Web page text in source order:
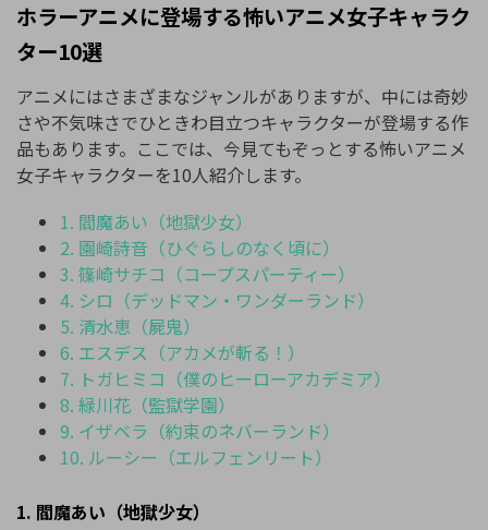
ホラーアニメに登場する怖いアニメ女子キャラク
ター10選
アニメにはさまざまなジャンルがありますが、中には奇妙
さや不気味さでひときわ目立つキャラクターが登場する作
品もあります。ここでは、今見てもぞっとする怖いアニメ
女子キャラクターを10人紹介します。
1. 閻魔あい（地獄少女）
2. 園崎詩音（ひぐらしのなく頃に）
3. 篠崎サチコ（コープスパーティー）
4. シロ（デッドマン・ワンダーランド）
5. 清水恵（屍鬼）
6. エスデス（アカメが斬る！）
7. トガヒミコ（僕のヒーローアカデミア）
8. 緑川花（監獄学園）
9. イザベラ（約束のネバーランド）
10. ルーシー（エルフェンリート）
1. 閻魔あい（地獄少女）